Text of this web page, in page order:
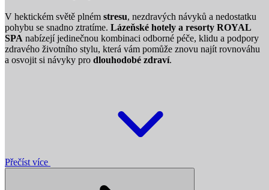
V hektickém světě plném stresu, nezdravých návyků a nedostatku
pohybu se snadno ztratíme. Lázeňské hotely a resorty ROYAL
SPA nabízejí jedinečnou kombinaci odborné péče, klidu a podpory
zdravého životního stylu, která vám pomůže znovu najít rovnováhu
a osvojit si návyky pro dlouhodobé zdraví.
Přečíst více